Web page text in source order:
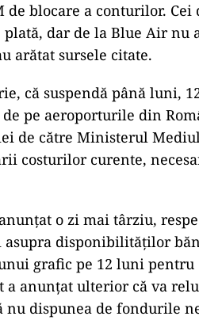
de blocare a conturilor. Cei
dar de la Blue Air nu
arătat sursele citate.
că suspendă până luni,
pe aeroporturile din
de către Ministerul
costurilor curente,
o zi mai târziu,
asupra disponibilităţilor
grafic pe 12 luni pentru
a anunţat ulterior că va
dispunea de fondurile